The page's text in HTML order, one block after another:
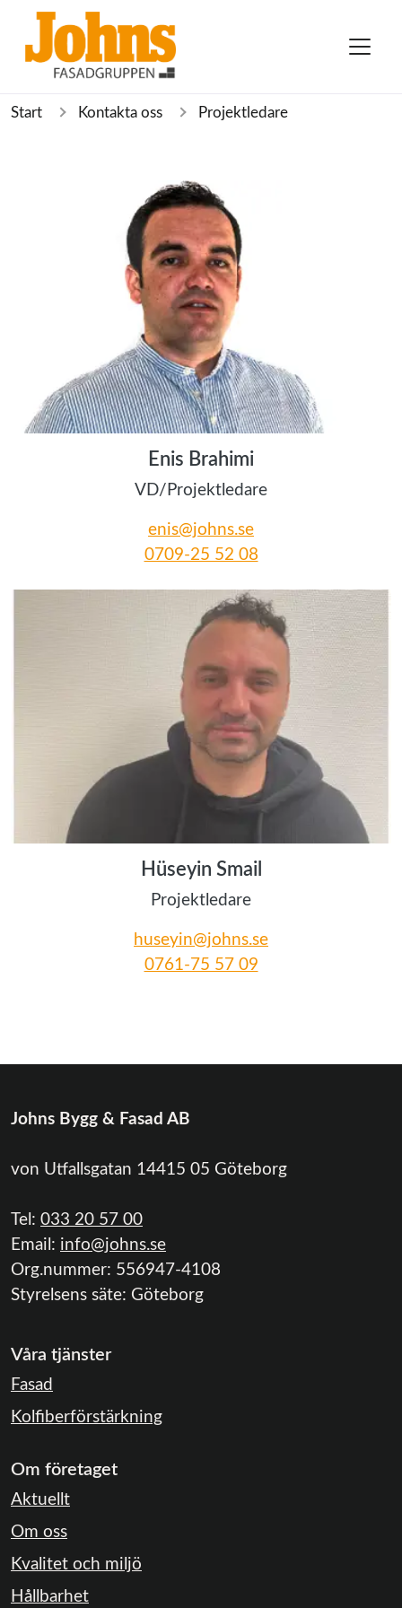
Start Kontakta oss Projektledare
Enis Brahimi
VD/Projektledare
enis@johns.se
0709-25 52 08
Hüseyin Smail
Projektledare
huseyin@johns.se
0761-75 57 09
Johns Bygg & Fasad AB
von Utfallsgatan 14415 05 Göteborg
Tel: 033 20 57 00
Email: info@johns.se
Org.nummer: 556947-4108
Styrelsens säte: Göteborg
Våra tjänster
Fasad
Kolfiberförstärkning
Om företaget
Aktuellt
Om oss
Kvalitet och miljö
Hållbarhet